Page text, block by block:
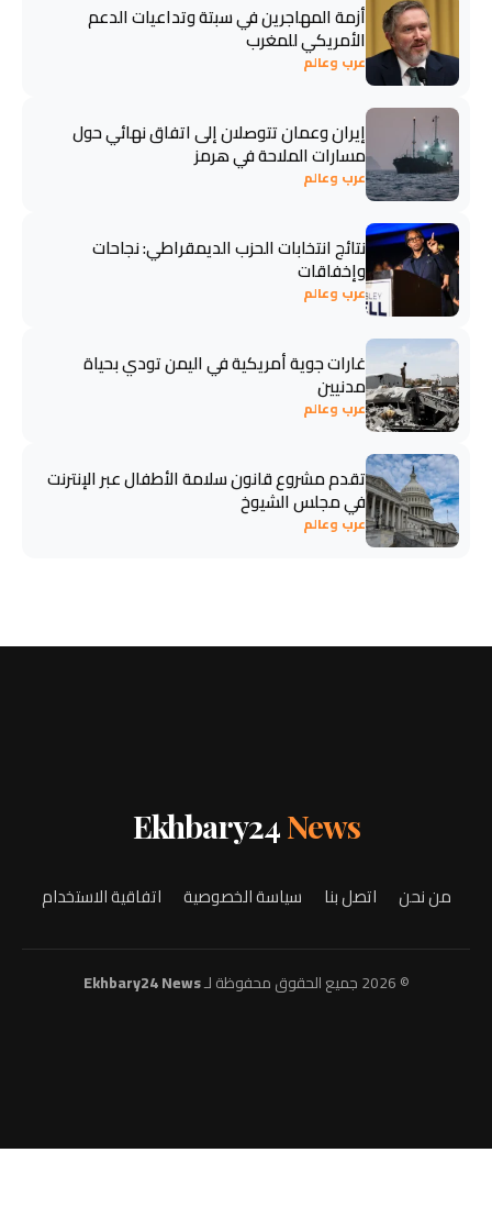
أزمة المهاجرين في سبتة وتداعيات الدعم
الأمريكي للمغرب
عرب وعالم
إيران وعمان تتوصلان إلى اتفاق نهائي حول
مسارات الملاحة في هرمز
عرب وعالم
نتائج انتخابات الحزب الديمقراطي: نجاحات
وإخفاقات
عرب وعالم
غارات جوية أمريكية في اليمن تودي بحياة
مدنيين
عرب وعالم
تقدم مشروع قانون سلامة الأطفال عبر الإنترنت
في مجلس الشيوخ
عرب وعالم
Ekhbary24News
من نحن اتصل بنا سياسة الخصوصية اتفاقية الاستخدام
© 2026 جميع الحقوق محفوظة لـ Ekhbary24 News